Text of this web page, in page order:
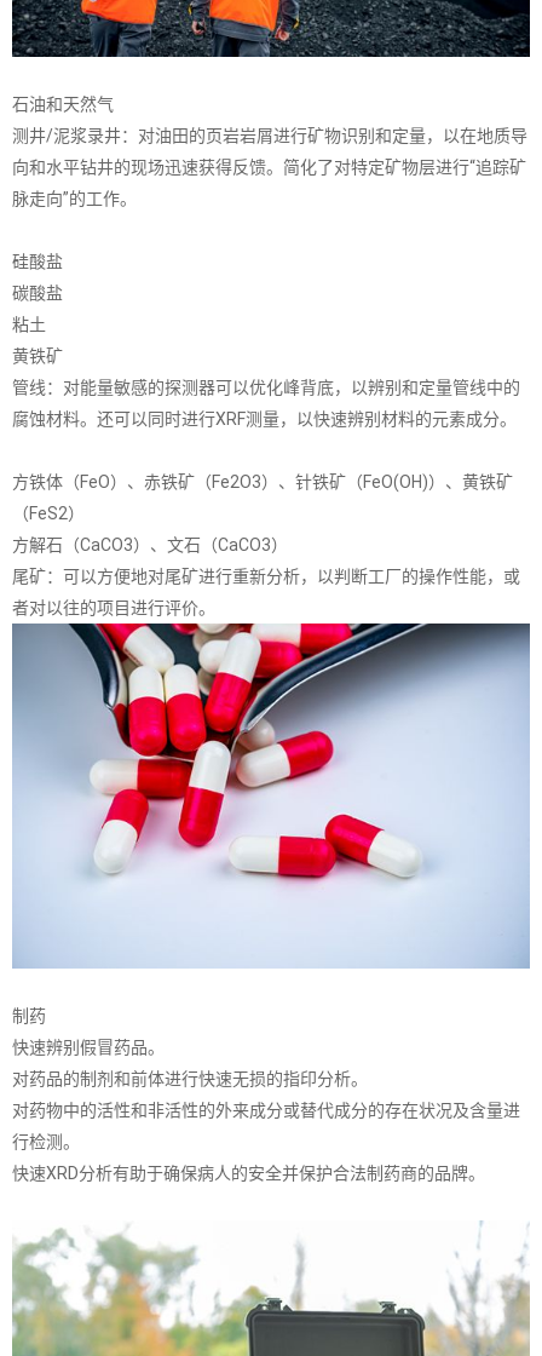
石油和天然气
测井/泥浆录井：对油田的页岩岩屑进行矿物识别和定量，以在地质导
向和水平钻井的现场迅速获得反馈。简化了对特定矿物层进行“追踪矿
脉走向”的工作。
硅酸盐
碳酸盐
粘土
黄铁矿
管线：对能量敏感的探测器可以优化峰背底，以辨别和定量管线中的
腐蚀材料。还可以同时进行XRF测量，以快速辨别材料的元素成分。
方铁体（FeO）、赤铁矿（Fe2O3）、针铁矿（FeO(OH)）、黄铁矿
（FeS2）
方解石（CaCO3）、文石（CaCO3）
尾矿：可以方便地对尾矿进行重新分析，以判断工厂的操作性能，或
者对以往的项目进行评价。
制药
快速辨别假冒药品。
对药品的制剂和前体进行快速无损的指印分析。
对药物中的活性和非活性的外来成分或替代成分的存在状况及含量进
行检测。
快速XRD分析有助于确保病人的安全并保护合法制药商的品牌。